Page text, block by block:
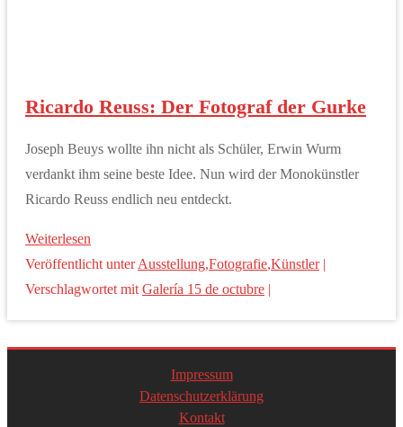
Ricardo Reuss: Der Fotograf der Gurke
Joseph Beuys wollte ihn nicht als Schüler, Erwin Wurm
verdankt ihm seine beste Idee. Nun wird der Monokünstler
Ricardo Reuss endlich neu entdeckt.
Weiterlesen
Veröffentlicht unter Ausstellung,Fotografie,Künstler|
Verschlagwortet mit Galería 15 de octubre |
Impressum
Datenschutzerklärung
Kontakt